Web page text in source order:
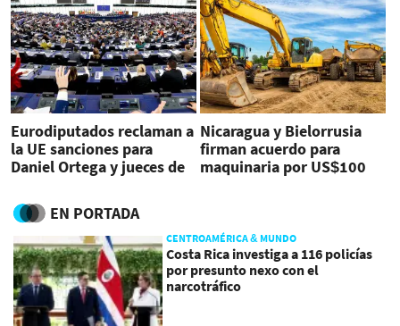
Eurodiputados reclaman a
la UE sanciones para
Daniel Ortega y jueces de
Nicaragua y Bielorrusia
firman acuerdo para
maquinaria por US$100
EN PORTADA
CENTROAMÉRICA & MUNDO
Costa Rica investiga a 116 policías
por presunto nexo con el
narcotráfico